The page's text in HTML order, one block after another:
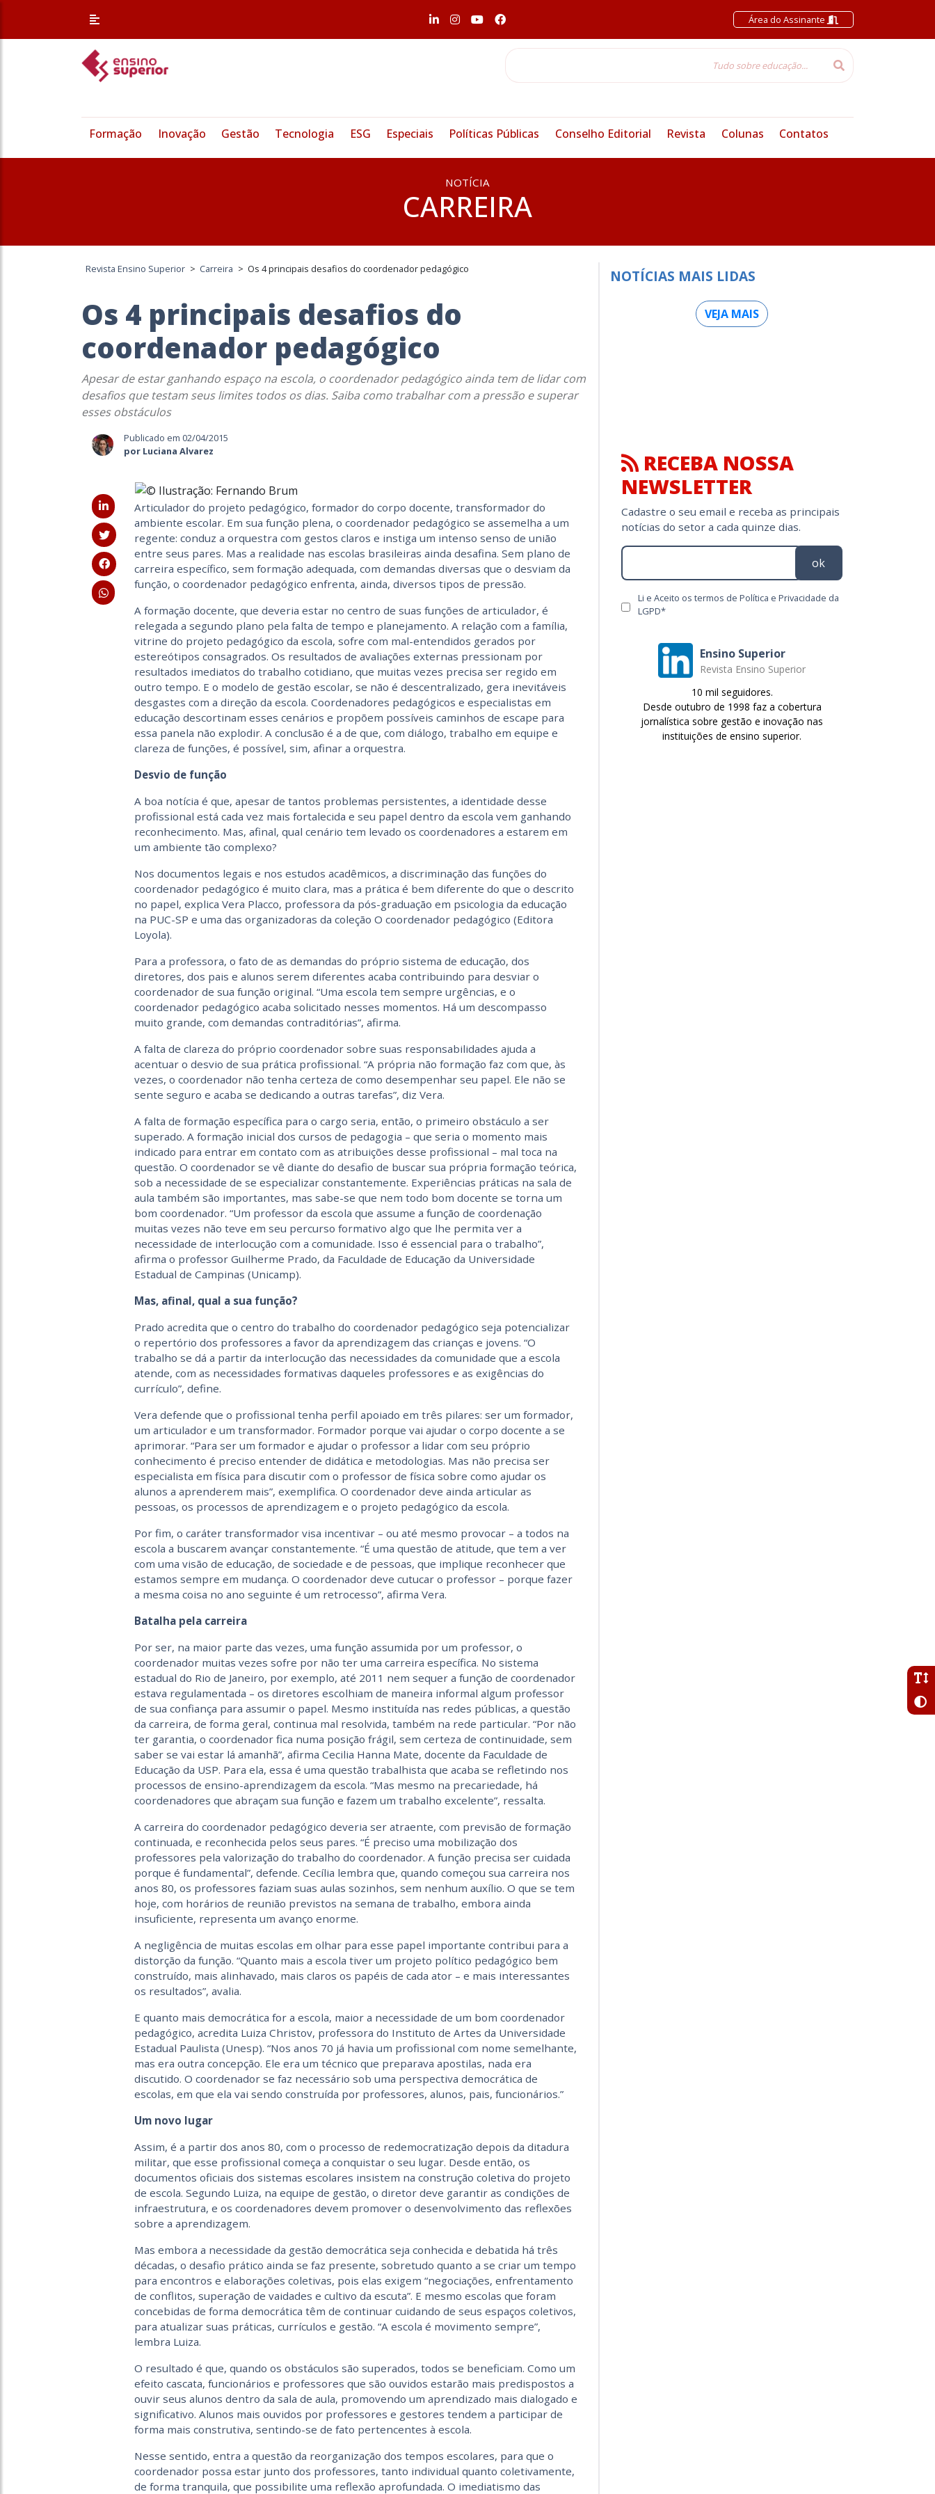
Área do Assinante
Formação Inovação Gestão Tecnologia ESG Especiais Políticas Públicas Conselho Editorial Revista Colunas Contatos
NOTÍCIA
CARREIRA
Revista Ensino Superior > Carreira > Os 4 principais desafios do coordenador pedagógico
Os 4 principais desafios do
coordenador pedagógico
Apesar de estar ganhando espaço na escola, o coordenador pedagógico ainda tem de lidar com
desafios que testam seus limites todos os dias. Saiba como trabalhar com a pressão e superar
esses obstáculos
Publicado em 02/04/2015
por Luciana Alvarez
Articulador do projeto pedagógico, formador do corpo docente, transformador do
ambiente escolar. Em sua função plena, o coordenador pedagógico se assemelha a um
regente: conduz a orquestra com gestos claros e instiga um intenso senso de união
entre seus pares. Mas a realidade nas escolas brasileiras ainda desafina. Sem plano de
carreira específico, sem formação adequada, com demandas diversas que o desviam da
função, o coordenador pedagógico enfrenta, ainda, diversos tipos de pressão.
A formação docente, que deveria estar no centro de suas funções de articulador, é
relegada a segundo plano pela falta de tempo e planejamento. A relação com a família,
vitrine do projeto pedagógico da escola, sofre com mal-entendidos gerados por
estereótipos consagrados. Os resultados de avaliações externas pressionam por
resultados imediatos do trabalho cotidiano, que muitas vezes precisa ser regido em
outro tempo. E o modelo de gestão escolar, se não é descentralizado, gera inevitáveis
desgastes com a direção da escola. Coordenadores pedagógicos e especialistas em
educação descortinam esses cenários e propõem possíveis caminhos de escape para
essa panela não explodir. A conclusão é a de que, com diálogo, trabalho em equipe e
clareza de funções, é possível, sim, afinar a orquestra.
Desvio de função
A boa notícia é que, apesar de tantos problemas persistentes, a identidade desse
profissional está cada vez mais fortalecida e seu papel dentro da escola vem ganhando
reconhecimento. Mas, afinal, qual cenário tem levado os coordenadores a estarem em
um ambiente tão complexo?
Nos documentos legais e nos estudos acadêmicos, a discriminação das funções do
coordenador pedagógico é muito clara, mas a prática é bem diferente do que o descrito
no papel, explica Vera Placco, professora da pós-graduação em psicologia da educação
na PUC-SP e uma das organizadoras da coleção O coordenador pedagógico (Editora
Loyola).
Para a professora, o fato de as demandas do próprio sistema de educação, dos
diretores, dos pais e alunos serem diferentes acaba contribuindo para desviar o
coordenador de sua função original. “Uma escola tem sempre urgências, e o
coordenador pedagógico acaba solicitado nesses momentos. Há um descompasso
muito grande, com demandas contraditórias”, afirma.
A falta de clareza do próprio coordenador sobre suas responsabilidades ajuda a
acentuar o desvio de sua prática profissional. “A própria não formação faz com que, às
vezes, o coordenador não tenha certeza de como desempenhar seu papel. Ele não se
sente seguro e acaba se dedicando a outras tarefas”, diz Vera.
A falta de formação específica para o cargo seria, então, o primeiro obstáculo a ser
superado. A formação inicial dos cursos de pedagogia – que seria o momento mais
indicado para entrar em contato com as atribuições desse profissional – mal toca na
questão. O coordenador se vê diante do desafio de buscar sua própria formação teórica,
sob a necessidade de se especializar constantemente. Experiências práticas na sala de
aula também são importantes, mas sabe-se que nem todo bom docente se torna um
bom coordenador. “Um professor da escola que assume a função de coordenação
muitas vezes não teve em seu percurso formativo algo que lhe permita ver a
necessidade de interlocução com a comunidade. Isso é essencial para o trabalho”,
afirma o professor Guilherme Prado, da Faculdade de Educação da Universidade
Estadual de Campinas (Unicamp).
Mas, afinal, qual a sua função?
Prado acredita que o centro do trabalho do coordenador pedagógico seja potencializar
o repertório dos professores a favor da aprendizagem das crianças e jovens. “O
trabalho se dá a partir da interlocução das necessidades da comunidade que a escola
atende, com as necessidades formativas daqueles professores e as exigências do
currículo”, define.
Vera defende que o profissional tenha perfil apoiado em três pilares: ser um formador,
um articulador e um transformador. Formador porque vai ajudar o corpo docente a se
aprimorar. “Para ser um formador e ajudar o professor a lidar com seu próprio
conhecimento é preciso entender de didática e metodologias. Mas não precisa ser
especialista em física para discutir com o professor de física sobre como ajudar os
alunos a aprenderem mais”, exemplifica. O coordenador deve ainda articular as
pessoas, os processos de aprendizagem e o projeto pedagógico da escola.
Por fim, o caráter transformador visa incentivar – ou até mesmo provocar – a todos na
escola a buscarem avançar constantemente. “É uma questão de atitude, que tem a ver
com uma visão de educação, de sociedade e de pessoas, que implique reconhecer que
estamos sempre em mudança. O coordenador deve cutucar o professor – porque fazer
a mesma coisa no ano seguinte é um retrocesso”, afirma Vera.
Batalha pela carreira
Por ser, na maior parte das vezes, uma função assumida por um professor, o
coordenador muitas vezes sofre por não ter uma carreira específica. No sistema
estadual do Rio de Janeiro, por exemplo, até 2011 nem sequer a função de coordenador
estava regulamentada – os diretores escolhiam de maneira informal algum professor
de sua confiança para assumir o papel. Mesmo instituída nas redes públicas, a questão
da carreira, de forma geral, continua mal resolvida, também na rede particular. “Por não
ter garantia, o coordenador fica numa posição frágil, sem certeza de continuidade, sem
saber se vai estar lá amanhã”, afirma Cecilia Hanna Mate, docente da Faculdade de
Educação da USP. Para ela, essa é uma questão trabalhista que acaba se refletindo nos
processos de ensino-aprendizagem da escola. “Mas mesmo na precariedade, há
coordenadores que abraçam sua função e fazem um trabalho excelente”, ressalta.
A carreira do coordenador pedagógico deveria ser atraente, com previsão de formação
continuada, e reconhecida pelos seus pares. “É preciso uma mobilização dos
professores pela valorização do trabalho do coordenador. A função precisa ser cuidada
porque é fundamental”, defende. Cecília lembra que, quando começou sua carreira nos
anos 80, os professores faziam suas aulas sozinhos, sem nenhum auxílio. O que se tem
hoje, com horários de reunião previstos na semana de trabalho, embora ainda
insuficiente, representa um avanço enorme.
A negligência de muitas escolas em olhar para esse papel importante contribui para a
distorção da função. “Quanto mais a escola tiver um projeto político pedagógico bem
construído, mais alinhavado, mais claros os papéis de cada ator – e mais interessantes
os resultados”, avalia.
E quanto mais democrática for a escola, maior a necessidade de um bom coordenador
pedagógico, acredita Luiza Christov, professora do Instituto de Artes da Universidade
Estadual Paulista (Unesp). “Nos anos 70 já havia um profissional com nome semelhante,
mas era outra concepção. Ele era um técnico que preparava apostilas, nada era
discutido. O coordenador se faz necessário sob uma perspectiva democrática de
escolas, em que ela vai sendo construída por professores, alunos, pais, funcionários.”
Um novo lugar
Assim, é a partir dos anos 80, com o processo de redemocratização depois da ditadura
militar, que esse profissional começa a conquistar o seu lugar. Desde então, os
documentos oficiais dos sistemas escolares insistem na construção coletiva do projeto
de escola. Segundo Luiza, na equipe de gestão, o diretor deve garantir as condições de
infraestrutura, e os coordenadores devem promover o desenvolvimento das reflexões
sobre a aprendizagem.
Mas embora a necessidade da gestão democrática seja conhecida e debatida há três
décadas, o desafio prático ainda se faz presente, sobretudo quanto a se criar um tempo
para encontros e elaborações coletivas, pois elas exigem “negociações, enfrentamento
de conflitos, superação de vaidades e cultivo da escuta”. E mesmo escolas que foram
concebidas de forma democrática têm de continuar cuidando de seus espaços coletivos,
para atualizar suas práticas, currículos e gestão. “A escola é movimento sempre”,
lembra Luiza.
O resultado é que, quando os obstáculos são superados, todos se beneficiam. Como um
efeito cascata, funcionários e professores que são ouvidos estarão mais predispostos a
ouvir seus alunos dentro da sala de aula, promovendo um aprendizado mais dialogado e
significativo. Alunos mais ouvidos por professores e gestores tendem a participar de
forma mais construtiva, sentindo-se de fato pertencentes à escola.
Nesse sentido, entra a questão da reorganização dos tempos escolares, para que o
coordenador possa estar junto dos professores, tanto individual quanto coletivamente,
de forma tranquila, que possibilite uma reflexão aprofundada. O imediatismo das
NOTÍCIAS MAIS LIDAS
VEJA MAIS
RECEBA NOSSA
NEWSLETTER
Cadastre o seu email e receba as principais
notícias do setor a cada quinze dias.
ok
Li e Aceito os termos de Política e Privacidade da
LGPD*
Ensino Superior
Revista Ensino Superior
10 mil seguidores.
Desde outubro de 1998 faz a cobertura
jornalística sobre gestão e inovação nas
instituições de ensino superior.